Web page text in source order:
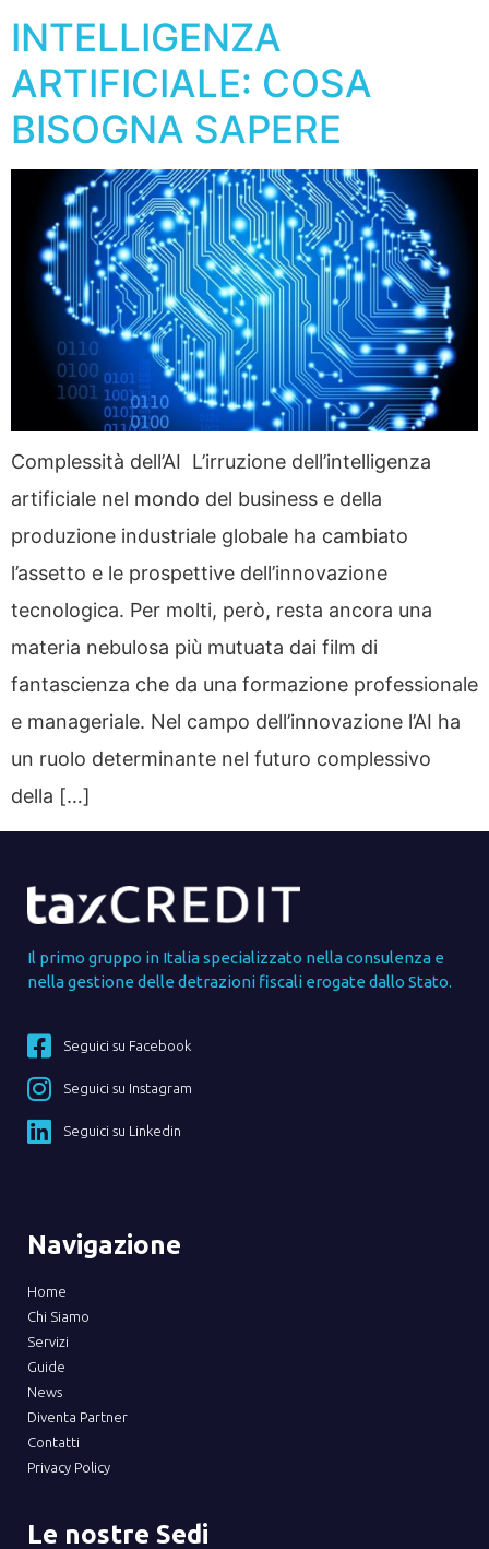
INTELLIGENZA
ARTIFICIALE: COSA
BISOGNA SAPERE
Complessità dell’AI L’irruzione dell’intelligenza
artificiale nel mondo del business e della
produzione industriale globale ha cambiato
l’assetto e le prospettive dell’innovazione
tecnologica. Per molti, però, resta ancora una
materia nebulosa più mutuata dai film di
fantascienza che da una formazione professionale
e manageriale. Nel campo dell’innovazione l’AI ha
un ruolo determinante nel futuro complessivo
della […]
Il primo gruppo in Italia specializzato nella consulenza e
nella gestione delle detrazioni fiscali erogate dallo Stato.
Seguici su Facebook
Seguici su Instagram
Seguici su Linkedin
Navigazione
Home
Chi Siamo
Servizi
Guide
News
Diventa Partner
Contatti
Privacy Policy
Le nostre Sedi